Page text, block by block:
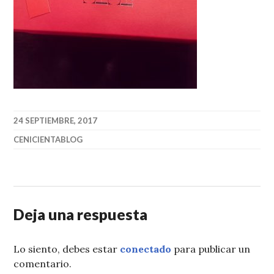
24 SEPTIEMBRE, 2017
CENICIENTABLOG
Deja una respuesta
Lo siento, debes estar conectado para publicar un
comentario.